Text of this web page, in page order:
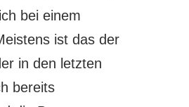
bei einem
ist das der
in den letzten
bereits